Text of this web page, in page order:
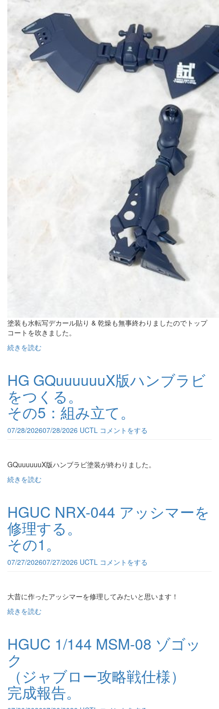
塗装も水転写デカール貼り & 乾燥も無事終わりましたのでトップ
コートを吹きました。
続きを読む
HG GQuuuuuuX版ハンブラビ
をつくる。
その5：組み立て。
07/28/202607/28/2026 UCTL コメントをする
GQuuuuuuX版ハンブラビ塗装が終わりました。
続きを読む
HGUC NRX-044 アッシマーを
修理する。
その1。
07/27/202607/27/2026 UCTL コメントをする
大昔に作ったアッシマーを修理してみたいと思います！
続きを読む
HGUC 1/144 MSM-08 ゾゴッ
ク
（ジャブロー攻略戦仕様）
完成報告。